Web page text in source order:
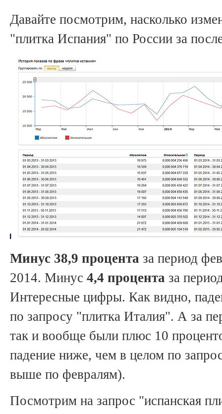
Давайте посмотрим, насколько
"плитка Испания" по России за
Минус 38,9 процента за период
2014. Минус 4,4 процента за
Интересные цифры. Как видно,
по запросу "плитка Италия". А за
так и вообще были плюс 10
падение ниже, чем в целом по
выше по февралям).
Посмотрим на запрос "испанская